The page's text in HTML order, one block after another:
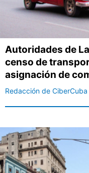
Autoridades de
censo de
asignación de
Redacción de CiberCuba